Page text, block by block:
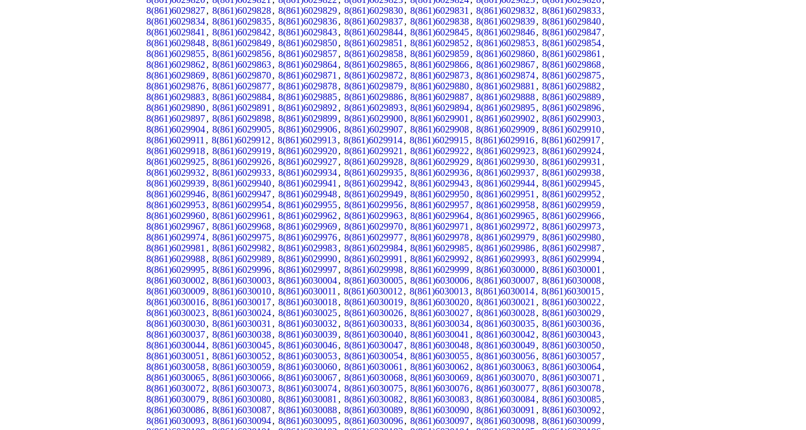
8(861)6029827, 8(861)6029828, 8(861)6029829, 8(861)6029830, 8(861)6029831 , 8(861)6029832 , 8(861)6029833,
8(861)6029834, 8(861)6029835, 8(861)6029836, 8(861)6029837, 8(861)6029838, 8(861)6029839, 8(861)6029840,
8(861)6029841 , 8(861)6029842 , 8(861)6029843, 8(861)6029844, 8(861)6029845, 8(861)6029846, 8(861)6029847,
8(861)6029848, 8(861)6029849, 8(861)6029850, 8(861)6029851 , 8(861)6029852 , 8(861)6029853, 8(861)6029854,
8(861)6029855, 8(861)6029856, 8(861)6029857, 8(861)6029858, 8(861)6029859, 8(861)6029860, 8(861)6029861 ,
8(861)6029862 , 8(861)6029863, 8(861)6029864, 8(861)6029865, 8(861)6029866, 8(861)6029867, 8(861)6029868,
8(861)6029869, 8(861)6029870, 8(861)6029871 , 8(861)6029872 , 8(861)6029873, 8(861)6029874, 8(861)6029875,
8(861)6029876, 8(861)6029877, 8(861)6029878, 8(861)6029879, 8(861)6029880, 8(861)6029881 , 8(861)6029882 ,
8(861)6029883, 8(861)6029884, 8(861)6029885, 8(861)6029886, 8(861)6029887, 8(861)6029888, 8(861)6029889,
8(861)6029890, 8(861)6029891 , 8(861)6029892 , 8(861)6029893, 8(861)6029894, 8(861)6029895, 8(861)6029896,
8(861)6029897, 8(861)6029898, 8(861)6029899, 8(861)6029900, 8(861)6029901 , 8(861)6029902 , 8(861)6029903,
8(861)6029904, 8(861)6029905, 8(861)6029906, 8(861)6029907, 8(861)6029908, 8(861)6029909, 8(861)6029910,
8(861)6029911 , 8(861)6029912 , 8(861)6029913, 8(861)6029914, 8(861)6029915, 8(861)6029916, 8(861)6029917,
8(861)6029918, 8(861)6029919, 8(861)6029920, 8(861)6029921 , 8(861)6029922 , 8(861)6029923, 8(861)6029924,
8(861)6029925, 8(861)6029926, 8(861)6029927, 8(861)6029928, 8(861)6029929, 8(861)6029930, 8(861)6029931 ,
8(861)6029932 , 8(861)6029933, 8(861)6029934, 8(861)6029935, 8(861)6029936, 8(861)6029937, 8(861)6029938,
8(861)6029939, 8(861)6029940, 8(861)6029941 , 8(861)6029942 , 8(861)6029943, 8(861)6029944, 8(861)6029945,
8(861)6029946, 8(861)6029947, 8(861)6029948, 8(861)6029949, 8(861)6029950, 8(861)6029951 , 8(861)6029952 ,
8(861)6029953, 8(861)6029954, 8(861)6029955, 8(861)6029956, 8(861)6029957, 8(861)6029958, 8(861)6029959,
8(861)6029960, 8(861)6029961 , 8(861)6029962 , 8(861)6029963, 8(861)6029964, 8(861)6029965, 8(861)6029966,
8(861)6029967, 8(861)6029968, 8(861)6029969, 8(861)6029970, 8(861)6029971 , 8(861)6029972 , 8(861)6029973,
8(861)6029974, 8(861)6029975, 8(861)6029976, 8(861)6029977, 8(861)6029978, 8(861)6029979, 8(861)6029980,
8(861)6029981 , 8(861)6029982 , 8(861)6029983, 8(861)6029984, 8(861)6029985, 8(861)6029986, 8(861)6029987,
8(861)6029988, 8(861)6029989, 8(861)6029990, 8(861)6029991 , 8(861)6029992 , 8(861)6029993, 8(861)6029994,
8(861)6029995, 8(861)6029996, 8(861)6029997, 8(861)6029998, 8(861)6029999, 8(861)6030000, 8(861)6030001 ,
8(861)6030002 , 8(861)6030003, 8(861)6030004, 8(861)6030005, 8(861)6030006, 8(861)6030007, 8(861)6030008,
8(861)6030009, 8(861)6030010, 8(861)6030011 , 8(861)6030012 , 8(861)6030013, 8(861)6030014, 8(861)6030015,
8(861)6030016, 8(861)6030017, 8(861)6030018, 8(861)6030019, 8(861)6030020, 8(861)6030021 , 8(861)6030022 ,
8(861)6030023, 8(861)6030024, 8(861)6030025, 8(861)6030026, 8(861)6030027, 8(861)6030028, 8(861)6030029,
8(861)6030030, 8(861)6030031 , 8(861)6030032 , 8(861)6030033, 8(861)6030034, 8(861)6030035, 8(861)6030036,
8(861)6030037, 8(861)6030038, 8(861)6030039, 8(861)6030040, 8(861)6030041 , 8(861)6030042 , 8(861)6030043,
8(861)6030044, 8(861)6030045, 8(861)6030046, 8(861)6030047, 8(861)6030048, 8(861)6030049, 8(861)6030050,
8(861)6030051 , 8(861)6030052 , 8(861)6030053, 8(861)6030054, 8(861)6030055, 8(861)6030056, 8(861)6030057,
8(861)6030058, 8(861)6030059, 8(861)6030060, 8(861)6030061 , 8(861)6030062 , 8(861)6030063, 8(861)6030064,
8(861)6030065, 8(861)6030066, 8(861)6030067, 8(861)6030068, 8(861)6030069, 8(861)6030070, 8(861)6030071 ,
8(861)6030072 , 8(861)6030073, 8(861)6030074, 8(861)6030075, 8(861)6030076, 8(861)6030077, 8(861)6030078,
8(861)6030079, 8(861)6030080, 8(861)6030081 , 8(861)6030082 , 8(861)6030083, 8(861)6030084, 8(861)6030085,
8(861)6030086, 8(861)6030087, 8(861)6030088, 8(861)6030089, 8(861)6030090, 8(861)6030091 , 8(861)6030092 ,
8(861)6030093, 8(861)6030094, 8(861)6030095, 8(861)6030096, 8(861)6030097, 8(861)6030098, 8(861)6030099,